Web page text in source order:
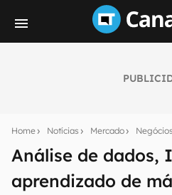
Home Notícias Mercado Negócios
Análise de dados,
aprendizado de
notícias e reviews sobre
mão.
E-mail